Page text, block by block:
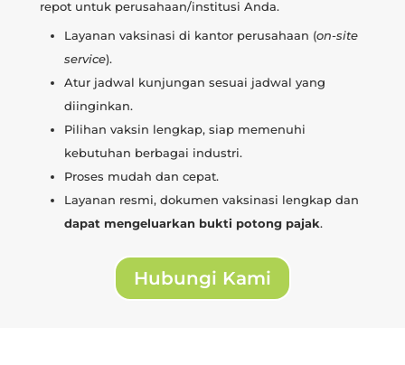
repot untuk perusahaan/institusi Anda.
Layanan vaksinasi di kantor perusahaan (on-site
service).
Atur jadwal kunjungan sesuai jadwal yang
diinginkan.
Pilihan vaksin lengkap, siap memenuhi
kebutuhan berbagai industri.
Proses mudah dan cepat.
Layanan resmi, dokumen vaksinasi lengkap dan
dapat mengeluarkan bukti potong pajak.
Hubungi Kami